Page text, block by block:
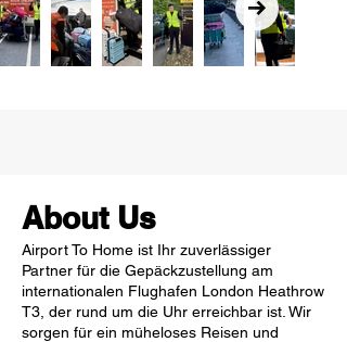
About Us
Airport To Home ist Ihr zuverlässiger
Partner für die Gepäckzustellung am
internationalen Flughafen London Heathrow
T3, der rund um die Uhr erreichbar ist. Wir
sorgen für ein müheloses Reisen und